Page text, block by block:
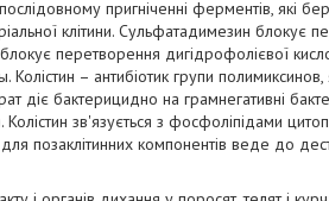
пригніченні ферментів, які
клітини. Сульфатадимезин блокує
перетворення дигідрофолієвої
– антибіотик групи полимиксинов,
бактерицидно на грамнегативні
зв'язується з фосфоліпідами
позаклітинних компонентів веде до